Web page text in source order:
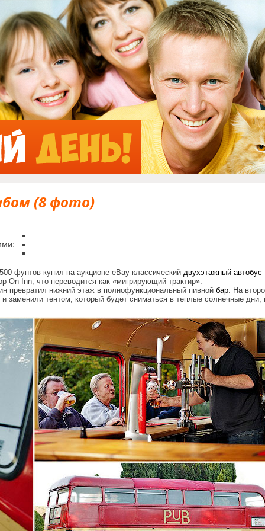
Jump to Navigation
(8 фото)
фунтов купил на аукционе eBay классический двухэтажный автобус
On Inn, что переводится как «мигрирующий трактир».
превратил нижний этаж в полнофункциональный пивной бар . На
заменили тентом, который будет сниматься в теплые солнечные дни,